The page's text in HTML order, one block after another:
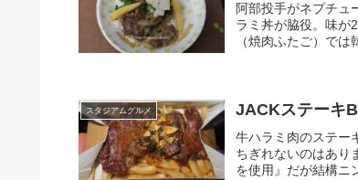
阿部投手がネプチュ
ラミ丼が脇役。味が
（焼肉ふたご）で
スタジアムグルメ JACKステーキ
牛ハラミ肉のステー
ちぎれないのはあり
を使用』だが結構ニ